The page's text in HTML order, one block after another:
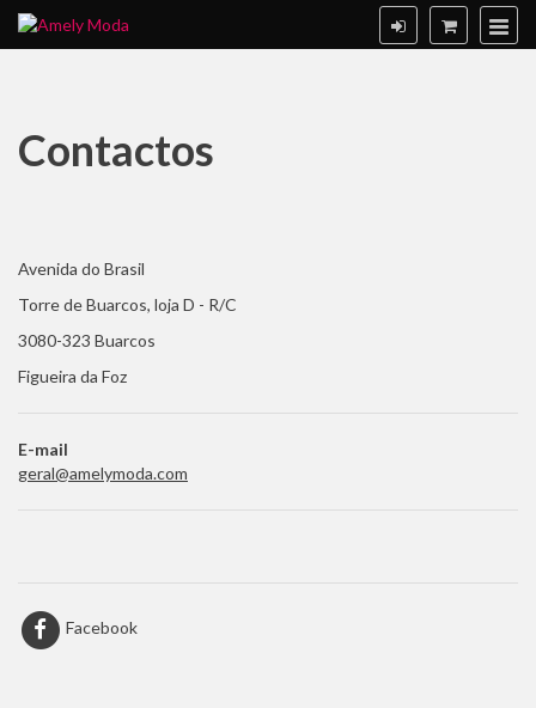
Contactos
Avenida do Brasil
Torre de Buarcos, loja D - R/C
3080-323 Buarcos
Figueira da Foz
E-mail
geral@amelymoda.com
Facebook